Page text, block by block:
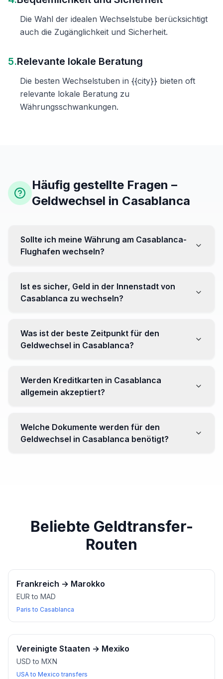
Die Wahl der idealen Wechselstube berücksichtigt
auch die Zugänglichkeit und Sicherheit.
5.Relevante lokale Beratung
Die besten Wechselstuben in {{city}} bieten oft
relevante lokale Beratung zu
Währungsschwankungen.
Häufig gestellte Fragen –
Geldwechsel in Casablanca
Sollte ich meine Währung am Casablanca-
Flughafen wechseln?
können. Gehen Sie stattdessen zu Wechselstuben im
Stadtzentrum für bessere Kurse.
Ist es sicher, Geld in der Innenstadt von
Casablanca zu wechseln?
Einrichtungen zu wählen, um Überraschungen zu
vermeiden.
Was ist der beste Zeitpunkt für den
Geldwechsel in Casablanca?
auf Schwankungen, um den Wert Ihrer Währung zu
maximieren.
Werden Kreditkarten in Casablanca
allgemein akzeptiert?
nützlich sein, etwas Landeswährung für kleine
Geschäfte und Märkte zu haben.
Welche Dokumente werden für den
Geldwechsel in Casablanca benötigt?
Beliebte Geldtransfer-
Routen
Frankreich → Marokko
EUR to MAD
Paris to Casablanca
Vereinigte Staaten → Mexiko
USD to MXN
USA to Mexico transfers